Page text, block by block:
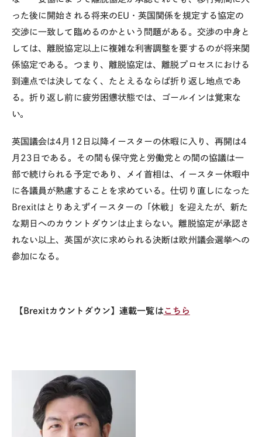
った後に開始される将来のEU・英国関係を規定する協定の
交渉に一致して臨めるのかという問題がある。交渉の中身と
しては、離脱協定以上に複雑な利害調整を要するのが将来関
係協定である。つまり、離脱協定は、離脱プロセスにおける
到達点では決してなく、たとえるならば折り返し地点であ
る。折り返し前に疲労困憊状態では、ゴールインは覚束な
い。
英国議会は4月12日以降イースターの休暇に入り、再開は4
月23日である。その間も保守党と労働党との間の協議は一
部で続けられる予定であり、メイ首相は、イースター休暇中
に各議員が熟慮することを求めている。仕切り直しになった
Brexitはとりあえずイースターの「休戦」を迎えたが、新た
な期日へのカウントダウンは止まらない。離脱協定が承認さ
れない以上、英国が次に求められる決断は欧州議会選挙への
参加になる。
【Brexitカウントダウン】連載一覧は こちら